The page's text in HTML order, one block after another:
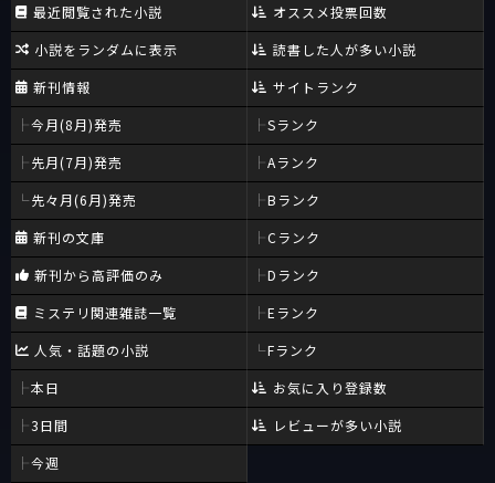
最近閲覧された小説
小説をランダムに表示
新刊情報
今月(8月)発売
先月(7月)発売
先々月(6月)発売
新刊の文庫
新刊から高評価のみ
ミステリ関連雑誌一覧
人気・話題の小説
本日
3日間
今週
オススメ投票回数
読書した人が多い小説
サイトランク
Sランク
Aランク
Bランク
Cランク
Dランク
Eランク
Fランク
お気に入り登録数
レビューが多い小説